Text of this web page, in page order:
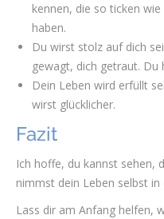
kennen, die so ticken
haben.
Du wirst stolz auf dich
gewagt, dich getraut. Du
Dein Leben wird erfüllt
wirst glücklicher.
Fazit
Ich hoffe, du kannst sehen,
nimmst dein Leben selbst
Lass dir am Anfang helfen,